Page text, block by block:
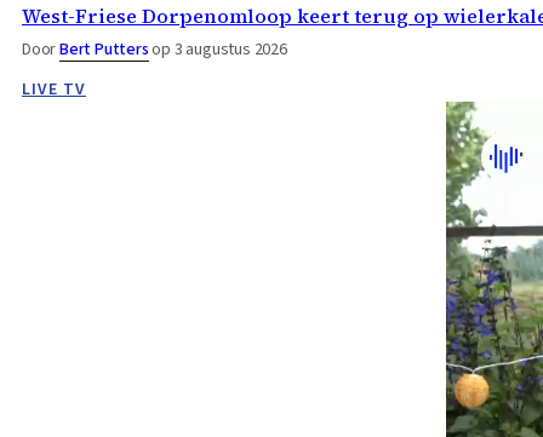
West-Friese Dorpenomloop keert terug op
DoorBert Puttersop 3 augustus 2026
LIVE TV